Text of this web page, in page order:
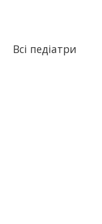
Всі педіатри